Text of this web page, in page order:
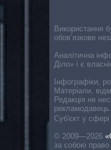
Cуб'єкт у
© 2009—2026
за собою право
Використання
обов’язкове
Аналітична
Діло» і є
Інфографіки,
Матеріали,
Редакція не
рекламодавець.